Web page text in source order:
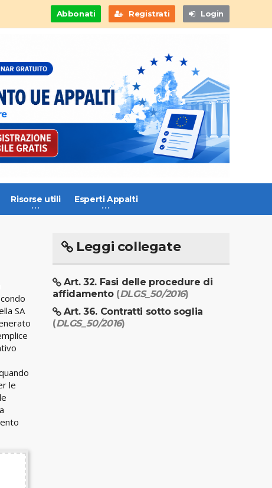
Abbonati Registrati Login
Risorse utili Esperti Appalti
SA
le
Leggi collegate
Art. 32. Fasi delle procedure di
affidamento (DLGS_50/2016)
Art. 36. Contratti sotto soglia
(DLGS_50/2016)